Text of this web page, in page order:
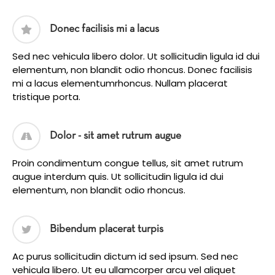
Donec facilisis mi a lacus
Sed nec vehicula libero dolor. Ut sollicitudin ligula id dui
elementum, non blandit odio rhoncus. Donec facilisis
mi a lacus elementumrhoncus. Nullam placerat
tristique porta.
Dolor - sit amet rutrum augue
Proin condimentum congue tellus, sit amet rutrum
augue interdum quis. Ut sollicitudin ligula id dui
elementum, non blandit odio rhoncus.
Bibendum placerat turpis
Ac purus sollicitudin dictum id sed ipsum. Sed nec
vehicula libero. Ut eu ullamcorper arcu vel aliquet